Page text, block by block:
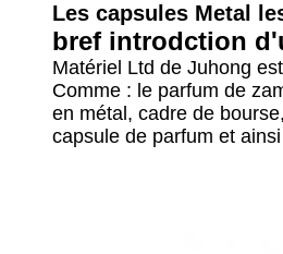
Les capsules Metal
bref introdction
Matériel Ltd de Juhong
Comme : le parfum de
en métal, cadre de
capsule de parfum et